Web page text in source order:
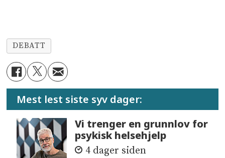
DEBATT
Mest lest siste syv dager:
Vi trenger en grunnlov for
psykisk helsehjelp
4 dager siden